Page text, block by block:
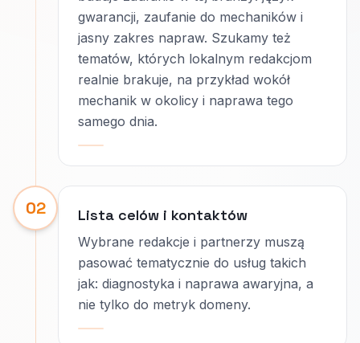
gwarancji, zaufanie do mechaników i
jasny zakres napraw. Szukamy też
tematów, których lokalnym redakcjom
realnie brakuje, na przykład wokół
mechanik w okolicy i naprawa tego
samego dnia.
02 Lista celów i kontaktów
Wybrane redakcje i partnerzy muszą
pasować tematycznie do usług takich
jak: diagnostyka i naprawa awaryjna, a
nie tylko do metryk domeny.